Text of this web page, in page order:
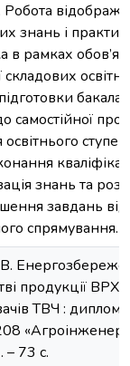
Робота
знань і
в рамках
складових
самостійної
знань та
завдань
спрямування.
продукції ВРХ
ТВЧ :
– 73 с.